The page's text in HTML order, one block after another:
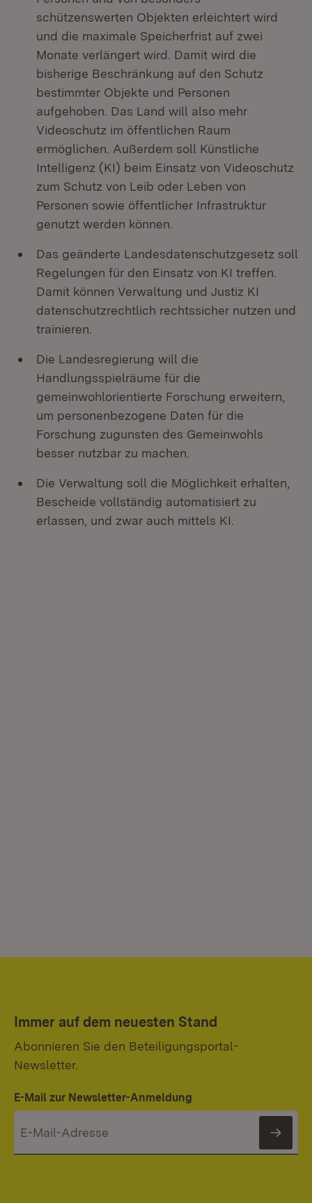
schützenswerten Objekten erleichtert wird
und die maximale Speicherfrist auf zwei
Monate verlängert wird. Damit wird die
bisherige Beschränkung auf den Schutz
bestimmter Objekte und Personen
aufgehoben. Das Land will also mehr
Videoschutz im öffentlichen Raum
ermöglichen. Außerdem soll Künstliche
Intelligenz (KI) beim Einsatz von Videoschutz
zum Schutz von Leib oder Leben von
Personen sowie öffentlicher Infrastruktur
genutzt werden können.
Das geänderte Landesdatenschutzgesetz soll
Regelungen für den Einsatz von KI treffen.
Damit können Verwaltung und Justiz KI
datenschutzrechtlich rechtssicher nutzen und
trainieren.
Die Landesregierung will die
Handlungsspielräume für die
gemeinwohlorientierte Forschung erweitern,
um personenbezogene Daten für die
Forschung zugunsten des Gemeinwohls
besser nutzbar zu machen.
Die Verwaltung soll die Möglichkeit erhalten,
Bescheide vollständig automatisiert zu
erlassen, und zwar auch mittels KI.
Immer auf dem neuesten Stand
Abonnieren Sie den Beteiligungsportal-
Newsletter.
E-Mail zur Newsletter-Anmeldung